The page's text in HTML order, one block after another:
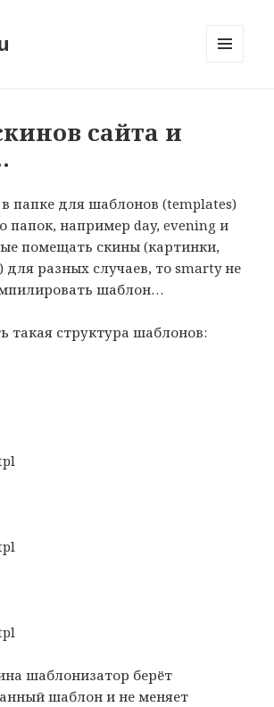
сайта и
папке для шаблонов (templates)
папок, например day, evening и
помещать скины (картинки,
для разных случаев, то smarty не
шаблон…
такая структура шаблонов:
шаблонизатор берёт
шаблон и не меняет